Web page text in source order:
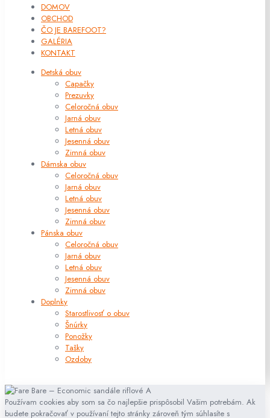
DOMOV
OBCHOD
ČO JE BAREFOOT?
GALÉRIA
KONTAKT
Detská obuv
Capačky
Prezuvky
Celoročná obuv
Jarná obuv
Letná obuv
Jesenná obuv
Zimná obuv
Dámska obuv
Celoročná obuv
Jarná obuv
Letná obuv
Jesenná obuv
Zimná obuv
Pánska obuv
Celoročná obuv
Jarná obuv
Letná obuv
Jesenná obuv
Zimná obuv
Doplnky
Starostlivosť o obuv
Šnúrky
Ponožky
Tašky
Ozdoby
Používam cookies aby som sa čo najlepšie prispôsobil Vašim potrebám. Ak
budete pokračovať v používaní tejto stránky zároveň tým súhlasíte s